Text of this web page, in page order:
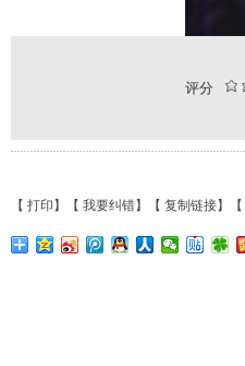
评分
【 打印 】【 我要纠错】【 复制链接】【